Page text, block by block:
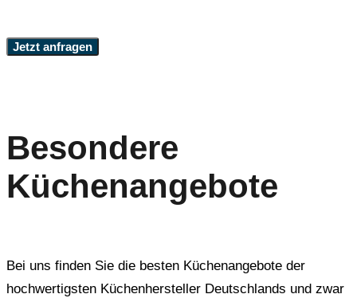
Jetzt anfragen
Besondere
Küchenangebote
Bei uns finden Sie die besten Küchenangebote der
hochwertigsten Küchenhersteller Deutschlands und zwar